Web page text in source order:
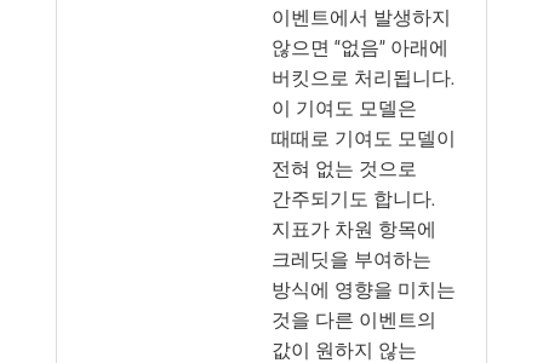
이벤트에서 발생하지
않으면 “없음” 아래에
버킷으로 처리됩니다.
이 기여도 모델은
때때로 기여도 모델이
전혀 없는 것으로
간주되기도 합니다.
지표가 차원 항목에
크레딧을 부여하는
방식에 영향을 미치는
것을 다른 이벤트의
값이 원하지 않는